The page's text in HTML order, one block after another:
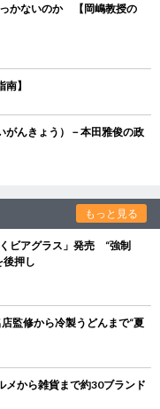
かないのか 【岡嶋教授の
】
んきょう）－本田雅俊の政
もっと見る
ビアグラス」発売 “強制
後押し
監修から冷製うどんまで“夏
から雑貨まで約30ブランド